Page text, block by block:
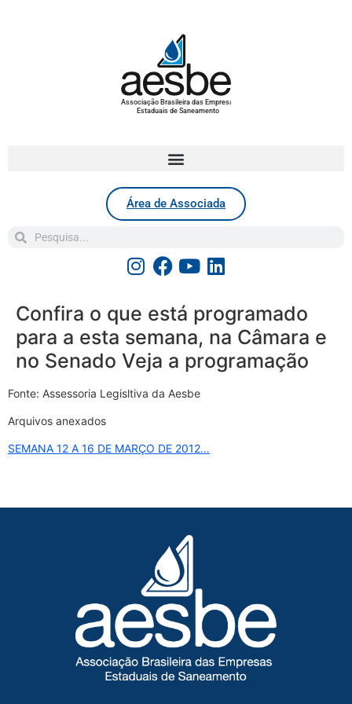
Associação Brasileira das Empresas
Estaduais de Saneamento
Área de Associada
Confira o que está programado
para a esta semana, na Câmara e
no Senado Veja a programação
Fonte: Assessoria Legisltiva da Aesbe
Arquivos anexados
SEMANA 12 A 16 DE MARÇO DE 2012…